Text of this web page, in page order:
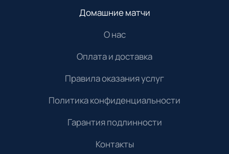
Домашние матчи
О нас
Оплата и доставка
Правила оказания услуг
Политика конфиденциальности
Гарантия подлинности
Контакты